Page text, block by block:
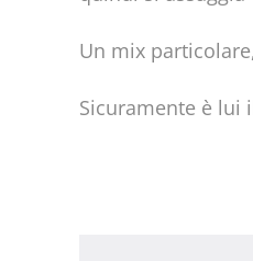
Un mix
Sicuramente è lui